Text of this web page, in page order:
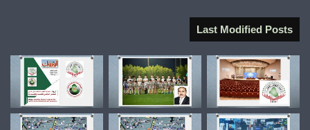
Last Modified Posts